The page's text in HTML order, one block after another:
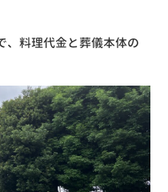
、料理代金と葬儀本体の